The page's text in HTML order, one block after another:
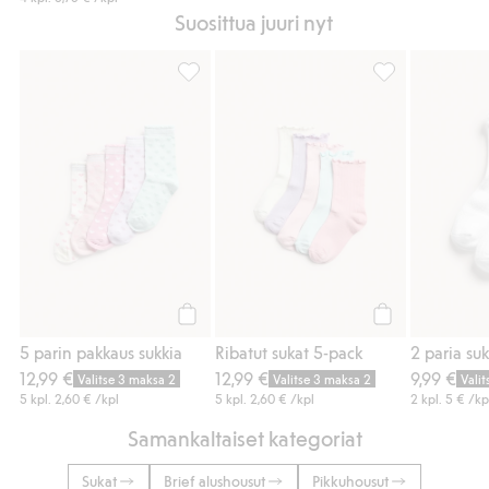
Suosittua juuri nyt
5 parin pakkaus sukkia
12,99 € Valitse 3 maksa 2
5 kpl. 2,60 € /kpl
Ribatut sukat 5-pack
12,99 € Valitse 3 maksa 2
5 kpl.2,60 € /kpl
9,99 €
2 kpl. 5 € /
Samankaltaiset kategoriat
Sukat Brief alushousut
Pikkuhousut